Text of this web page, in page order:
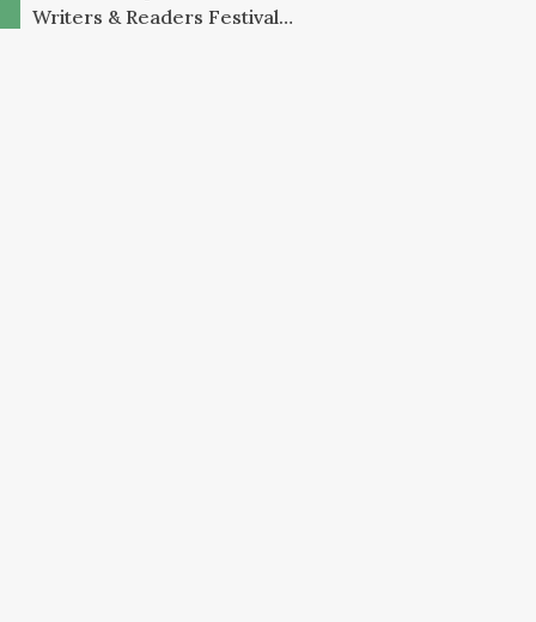
Writers & Readers Festival